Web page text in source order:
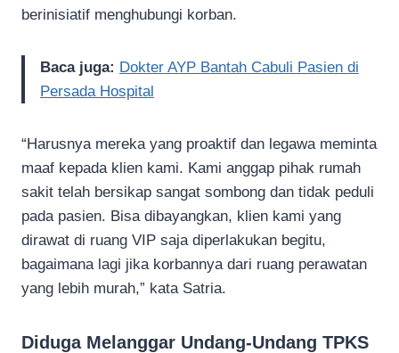
berinisiatif menghubungi korban.
Baca juga: Dokter AYP Bantah Cabuli Pasien di
Persada Hospital
“Harusnya mereka yang proaktif dan legawa meminta
maaf kepada klien kami. Kami anggap pihak rumah
sakit telah bersikap sangat sombong dan tidak peduli
pada pasien. Bisa dibayangkan, klien kami yang
dirawat di ruang VIP saja diperlakukan begitu,
bagaimana lagi jika korbannya dari ruang perawatan
yang lebih murah,” kata Satria.
Diduga Melanggar Undang-Undang TPKS